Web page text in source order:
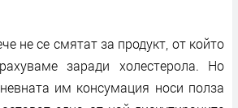
не се смятат за продукт, от който
заради холестерола. Но
им консумация носи полза